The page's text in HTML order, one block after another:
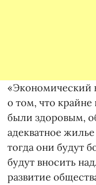
«Экономический
о том, что
были здоровым,
адекватное
тогда они будут
будут вносить
развитие